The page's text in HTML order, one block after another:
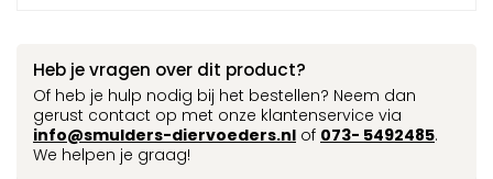
Heb je vragen over dit product?
Of heb je hulp nodig bij het bestellen? Neem dan
gerust contact op met onze klantenservice via
info@smulders-diervoeders.nl of 073- 5492485.
We helpen je graag!